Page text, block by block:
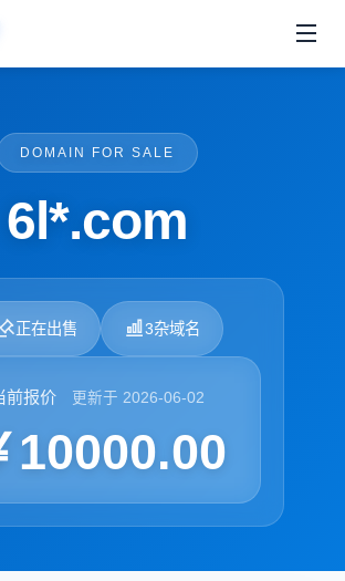
DOMAIN FOR SALE
6l*.com
正在出售 3杂域名
前报价 更新于 2026-06-02
10000.00